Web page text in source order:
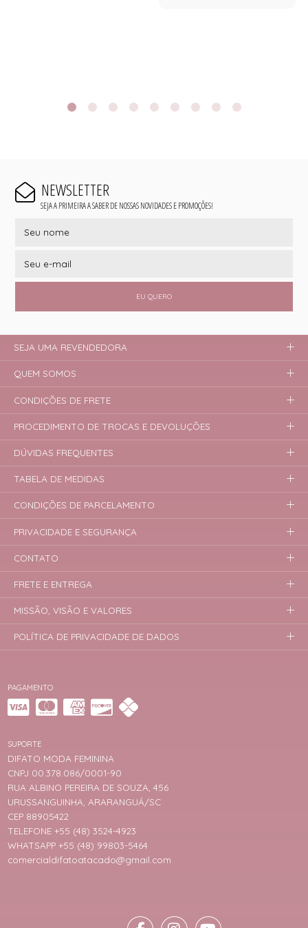
NEWSLETTER
SEJA A PRIMEIRA A SABER DE NOSSAS NOVIDADES E PROMOÇÕES!
EU QUERO
PAGAMENTO
SUPORTE
DIFATO MODA FEMININA
CNPJ 00.378.086/0001-90
RUA ALBINO PEREIRA DE SOUZA, 456
URUSSANGUINHA, ARARANGUÁ/SC
CEP 88905422
TELEFONE +55 (48) 3524-4923
WHATSAPP +55 (48) 99803-5464
comercialdifatoatacado@gmail.com
SEJA UMA REVENDEDORA
QUEM SOMOS
CONDIÇÕES DE FRETE
PROCEDIMENTO DE TROCAS E DEVOLUÇÕES
DÚVIDAS FREQUENTES
TABELA DE MEDIDAS
CONDIÇÕES DE PARCELAMENTO
PRIVACIDADE E SEGURANÇA
CONTATO
FRETE E ENTREGA
MISSÃO, VISÃO E VALORES
POLÍTICA DE PRIVACIDADE DE DADOS